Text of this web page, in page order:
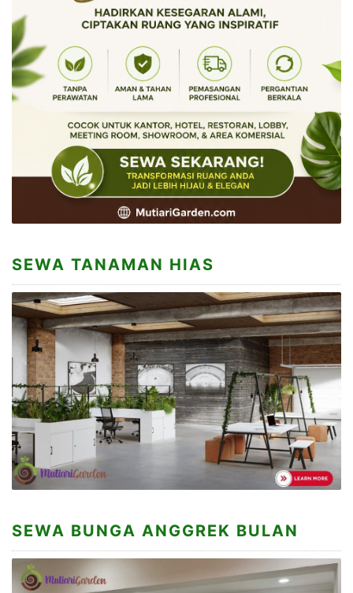
SEWA TANAMAN HIAS
SEWA BUNGA ANGGREK BULAN